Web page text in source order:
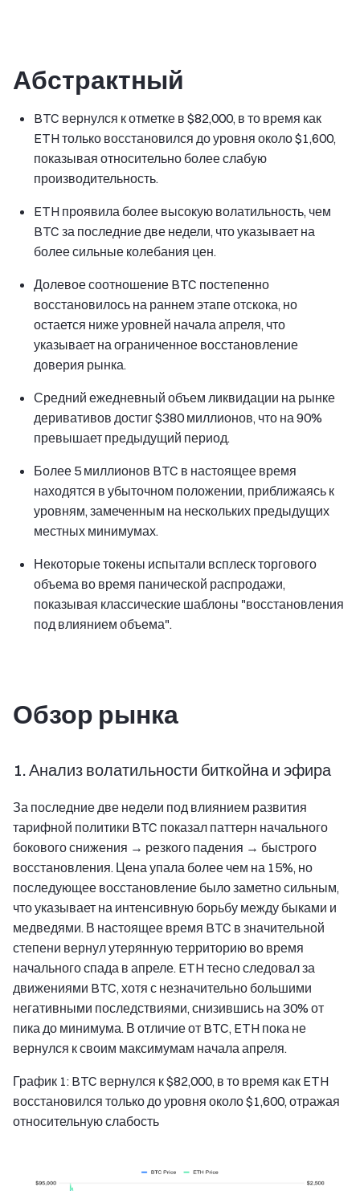
Абстрактный
BTC вернулся к отметке в $82,000, в то время как
ETH только восстановился до уровня около $1,600,
показывая относительно более слабую
производительность.
ETH проявила более высокую волатильность, чем
BTC за последние две недели, что указывает на
более сильные колебания цен.
Долевое соотношение BTC постепенно
восстановилось на раннем этапе отскока, но
остается ниже уровней начала апреля, что
указывает на ограниченное восстановление
доверия рынка.
Средний ежедневный объем ликвидации на рынке
деривативов достиг $380 миллионов, что на 90%
превышает предыдущий период.
Более 5 миллионов BTC в настоящее время
находятся в убыточном положении, приближаясь к
уровням, замеченным на нескольких предыдущих
местных минимумах.
Некоторые токены испытали всплеск торгового
объема во время панической распродажи,
показывая классические шаблоны "восстановления
под влиянием объема".
Обзор рынка
1. Анализ волатильности биткойна и эфира
За последние две недели под влиянием развития
тарифной политики BTC показал паттерн начального
бокового снижения → резкого падения → быстрого
восстановления. Цена упала более чем на 15%, но
последующее восстановление было заметно сильным,
что указывает на интенсивную борьбу между быками и
медведями. В настоящее время BTC в значительной
степени вернул утерянную территорию во время
начального спада в апреле. ETH тесно следовал за
движениями BTC, хотя с незначительно большими
негативными последствиями, снизившись на 30% от
пика до минимума. В отличие от BTC, ETH пока не
вернулся к своим максимумам начала апреля.
График 1: BTC вернулся к $82,000, в то время как ETH
восстановился только до уровня около $1,600, отражая
относительную слабость